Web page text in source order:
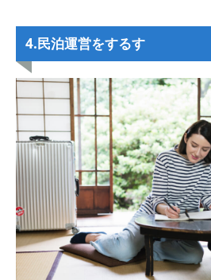
4.民泊運営をするす